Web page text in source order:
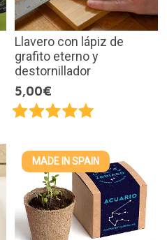
Llavero con lápiz de
grafito eterno y
destornillador
5,00€
MADE IN SPAIN